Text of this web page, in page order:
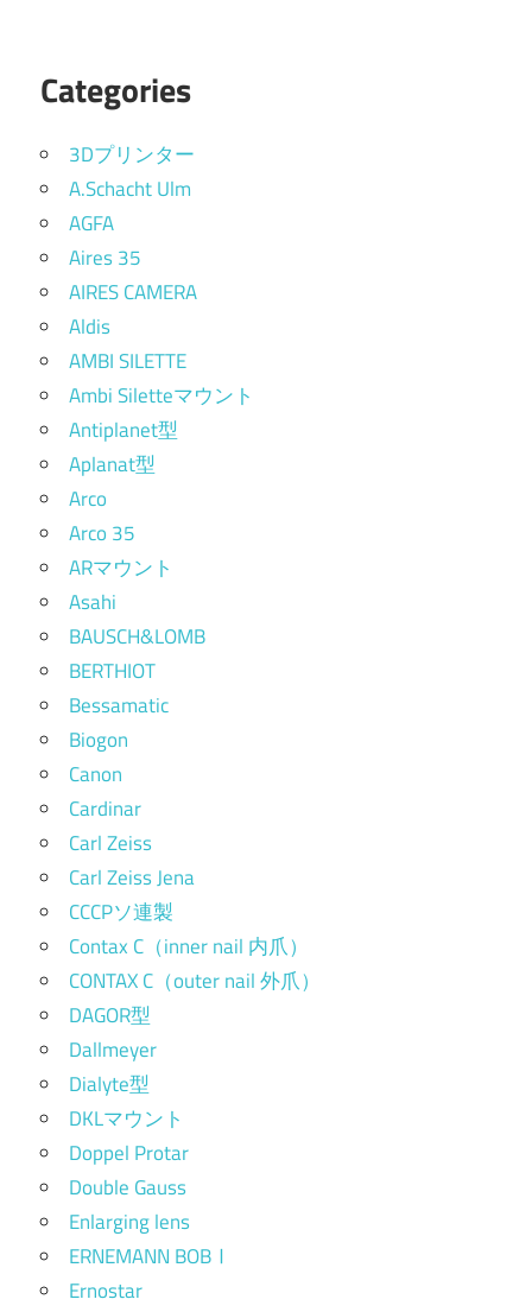
Categories
3Dプリンター
A.Schacht Ulm
AGFA
Aires 35
AIRES CAMERA
Aldis
AMBI SILETTE
Ambi Siletteマウント
Antiplanet型
Aplanat型
Arco
Arco 35
ARマウント
Asahi
BAUSCH&LOMB
BERTHIOT
Bessamatic
Biogon
Canon
Cardinar
Carl Zeiss
Carl Zeiss Jena
CCCPソ連製
Contax C（inner nail 内爪）
CONTAX C（outer nail 外爪）
DAGOR型
Dallmeyer
Dialyte型
DKLマウント
Doppel Protar
Double Gauss
Enlarging lens
ERNEMANN BOBⅠ
Ernostar